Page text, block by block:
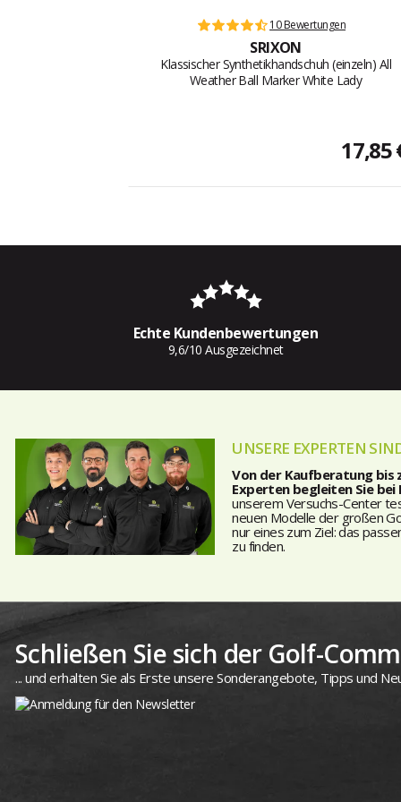
10 Bewertungen
SRIXON
Klassischer Synthetikhandschuh (einzeln) All
Weather Ball Marker White Lady
17,85
Echte Kundenbewertungen
9,6/10 Ausgezeichnet
UNSERE EXPERTEN
Von der Kaufberatung bis
Experten begleiten Sie
unserem Versuchs-Center
neuen Modelle der großen
nur eines zum Ziel: das
zu finden.
Schließen Sie sich der Golf-
... und erhalten Sie als Erste unsere Sonderangebote, Tipps und